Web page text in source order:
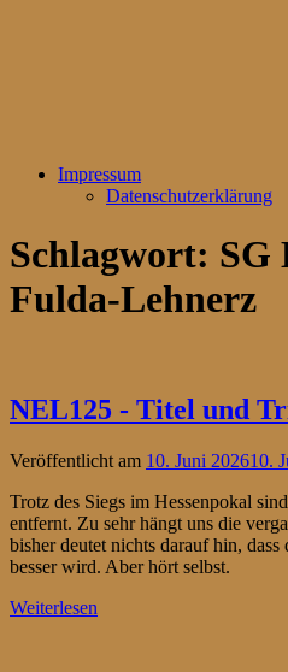
Impressum
Datenschutzerklärung
Schlagwort: SG
Fulda-Lehnerz
NEL125 - Titel und
Veröffentlicht am 10. Juni 202610.
Trotz des Siegs im Hessenpokal
entfernt. Zu sehr hängt uns die
bisher deutet nichts darauf hin, dass
besser wird. Aber hört selbst.
Weiterlesen